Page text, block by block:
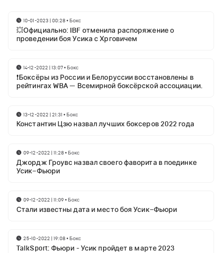
10-01-2023 | 00:28• Бокс
💥Официально: IBF отменила распоряжение о
проведении боя Усика с Хрговичем
14-12-2022 | 13:07• Бокс
❗Боксёры из России и Белоруссии восстановлены в
рейтингах WBA — Всемирной боксёрской ассоциации.
13-12-2022 | 21:31 • Бокс
Константин Цзю назвал лучших боксеров 2022 года
09-12-2022 | 11:28• Бокс
Джордж Гроувс назвал своего фаворита в поединке
Усик–Фьюри
09-12-2022 | 11:09• Бокс
Стали известны дата и место боя Усик–Фьюри
25-10-2022 | 19:08• Бокс
TalkSport: Фьюри - Усик пройдет в марте 2023